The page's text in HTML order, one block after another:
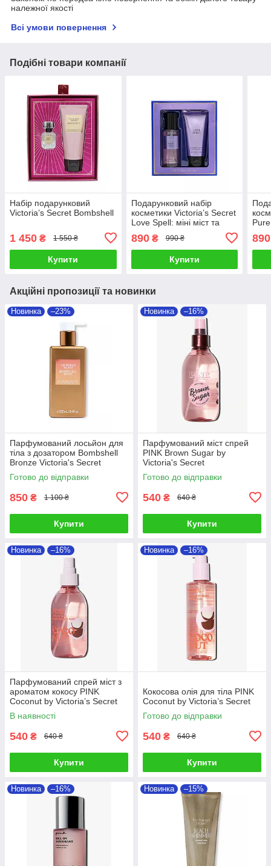
належної якості
Всі умови повернення
Подібні товари компанії
Набір подарунковий
Victoria’s Secret Bombshell
1 450 ₴ 1 550 ₴
Купити
Подарунковий набір
косметики Victoria’s Secret
Love Spell: міні міст та
890₴ 990 ₴
Купити
890
Акційні пропозиції та новинки
Новинка –23%
Парфумований лосьйон для
тіла з дозатором Bombshell
Bronze Victoria's Secret
Готово до відправки
850 ₴ 1 100 ₴
Купити
Новинка –16%
Парфумований міст спрей
PINK Brown Sugar by
Victoria's Secret
Готово до відправки
540 ₴ 640 ₴
Купити
Новинка –16%
Парфумований спрей міст з
ароматом кокосу PINK
Coconut by Victoria’s Secret
В наявності
540 ₴ 640 ₴
Купити
Новинка –16%
Кокосова олія для тіла PINK
Coconut by Victoria’s Secret
Готово до відправки
540 ₴ 640 ₴
Купити
Новинка –16% Новинка –15%